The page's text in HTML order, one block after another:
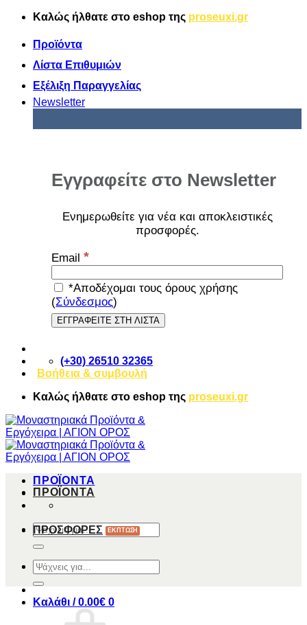
Μετάβαση
περιεχόμενο
Καλώς ήλθατε στο eshop της proseuxi.gr
Προϊόντα
Λίστα Επιθυμιών
Εξέλιξη Παραγγελίας
Newsletter
Εγγραφείτε στο Newsletter
Ενημερωθείτε για νέα και αποκλειστικές
προσφορές.
Email*
*Αποδέχομαι τους όρους χρήσης
(Σύνδεσμος)
(+30) 26510 32365
Βοήθεια & συμβουλή
Καλώς ήλθατε στο eshop της proseuxi.gr
ΠΡΟΪΟΝΤΑ
Αναζήτηση
για:
Καλάθι /0.00€ 0
ΠΡΟΪΟΝΤΑ
ΠΡΟΣΦΟΡΕΣ
Αναζήτηση
για: